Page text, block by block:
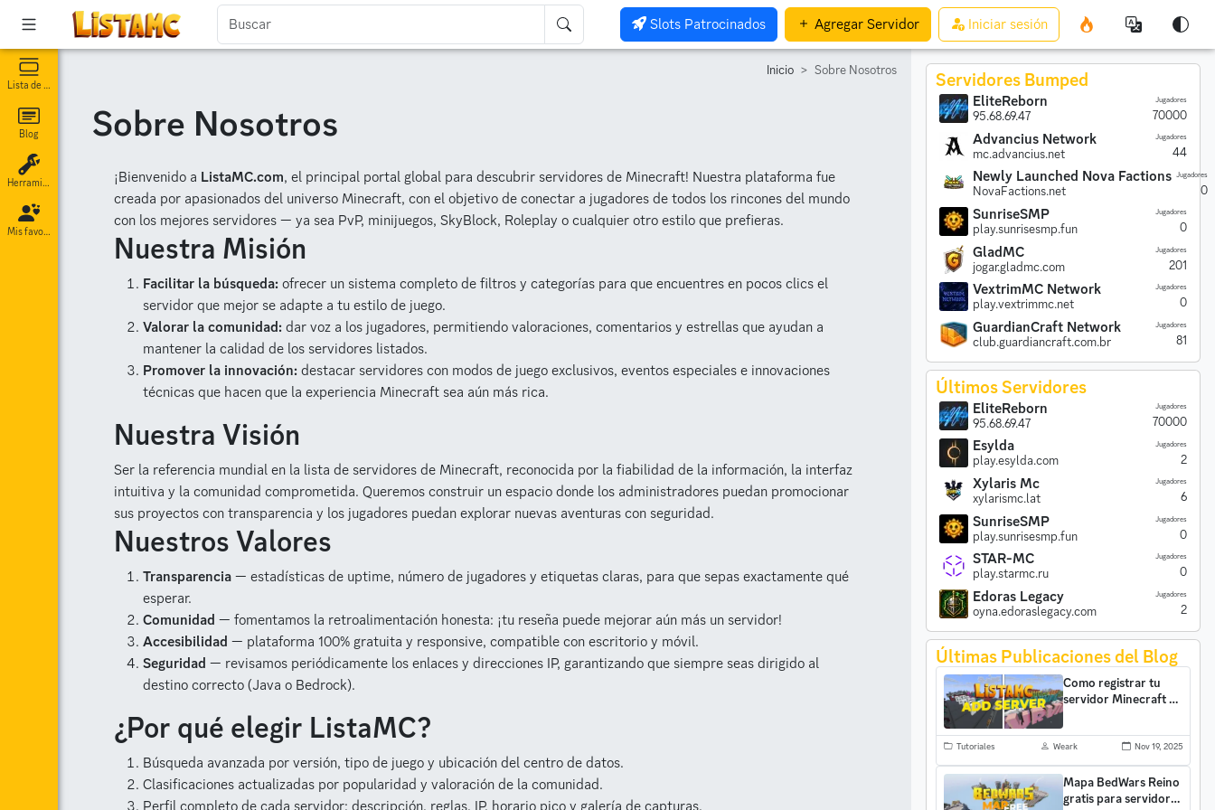
Slots Patrocinados AgregarServidor Iniciar sesión
Lista de servidores
Blog
Herramientas
Mis favoritos
Inicio Sobre Nosotros
Sobre Nosotros
¡Bienvenido a ListaMC.com, el principal portal global para descubrir servidores de Minecraft! Nuestra plataforma fue
creada por apasionados del universo Minecraft, con el objetivo de conectar a jugadores de todos los rincones del mundo
con los mejores servidores — ya sea PvP, minijuegos, SkyBlock, Roleplay o cualquier otro estilo que prefieras.
Nuestra Misión
Facilitar la búsqueda:ofrecer un sistema completo de filtros y categorías para que encuentres en pocos clics el
servidor que mejor se adapte a tu estilo de juego.
Valorar la comunidad:dar voz a los jugadores, permitiendo valoraciones, comentarios y estrellas que ayudan a
mantener la calidad de los servidores listados.
Promover la innovación:destacar servidores con modos de juego exclusivos, eventos especiales e innovaciones
técnicas que hacen que la experiencia Minecraft sea aún más rica.
Nuestra Visión
Ser la referencia mundial en la lista de servidores de Minecraft, reconocida por la fiabilidad de la información, la interfaz
intuitiva y la comunidad comprometida. Queremos construir un espacio donde los administradores puedan promocionar
sus proyectos con transparencia y los jugadores puedan explorar nuevas aventuras con seguridad.
Nuestros Valores
Transparencia— estadísticas de uptime, número de jugadores y etiquetas claras, para que sepas exactamente qué
esperar.
Comunidad — fomentamos la retroalimentación honesta: ¡tu reseña puede mejorar aún más un servidor!
Accesibilidad — plataforma 100% gratuita y responsive, compatible con escritorio y móvil.
Seguridad — revisamos periódicamente los enlaces y direcciones IP, garantizando que siempre seas dirigido al
destino correcto (Java o Bedrock).
¿Por qué elegir ListaMC?
Búsqueda avanzada por versión, tipo de juego y ubicación del centro de datos.
Clasificaciones actualizadas por popularidad y valoración de la comunidad.
Perfil completo de cada servidor: descripción, reglas, IP, horario pico y galería de capturas.
Servidores Bumped
EliteReborn
95.68.69.47
Jugadores
70000
Advancius Network
mc.advancius.net
Jugadores
44
Newly Launched Nova Factions
NovaFactions.net
Jugadores
0
SunriseSMP
play.sunrisesmp.fun
Jugadores
0
GladMC
jogar.gladmc.com
Jugadores
201
VextrimMC Network
play.vextrimmc.net
Jugadores
0
GuardianCraft Network
club.guardiancraft.com.br
Jugadores
81
Últimos Servidores
EliteReborn
95.68.69.47
Jugadores
70000
Esylda
play.esylda.com
Jugadores
2
Xylaris Mc
xylarismc.lat
Jugadores
6
SunriseSMP
play.sunrisesmp.fun
Jugadores
0
STAR-MC
play.starmc.ru
Jugadores
0
Edoras Legacy
oyna.edoraslegacy.com
Jugadores
2
Últimas Publicaciones del Blog
Como registrar tu
servidor Minecraft en
jugadores
Tutoriales Weark Nov 19, 2025
Mapa BedWars Reino
gratis para servidores